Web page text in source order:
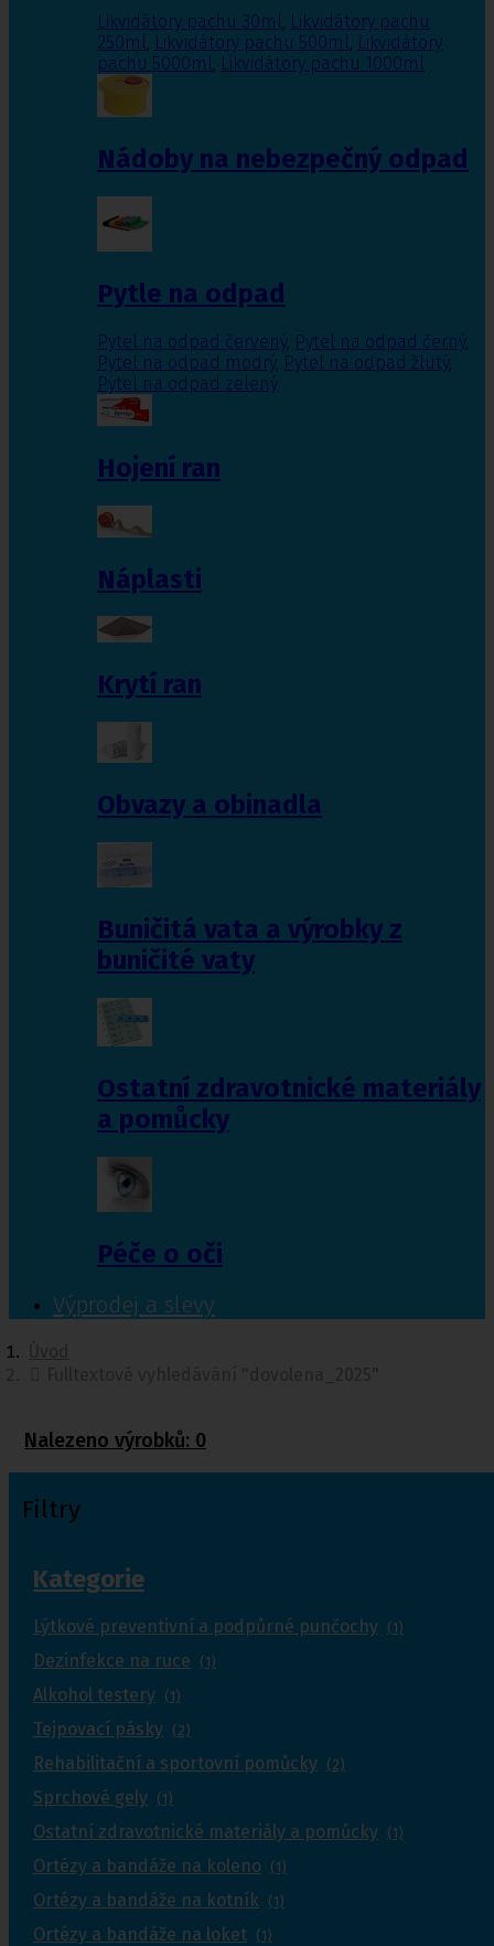
Likvidátory pachu 30ml, Likvidátory pachu
250ml, Likvidátory pachu 500ml, Likvidátory
pachu 5000ml, Likvidátory pachu 1000ml
Nádoby na nebezpečný odpad
Pytle na odpad
Pytel na odpad červený, Pytel na odpad černý,
Pytel na odpad modrý, Pytel na odpad žlutý,
Pytel na odpad zelený
Hojení ran
Náplasti
Krytí ran
Obvazy a obinadla
Buničitá vata a výrobky z
buničité vaty
Ostatní zdravotnické materiály
a pomůcky
Péče o oči
Výprodej a slevy
Nalezeno výrobků: 0
Filtry
Kategorie
Lýtkové preventivní a podpůrné punčochy (1)
Dezinfekce na ruce (1)
Alkohol testery (1)
Tejpovací pásky (2)
Rehabilitační a sportovní pomůcky (2)
Sprchové gely (1)
Ostatní zdravotnické materiály a pomůcky (1)
Ortézy a bandáže na koleno (1)
Ortézy a bandáže na kotník (1)
Ortézy a bandáže na loket (1)